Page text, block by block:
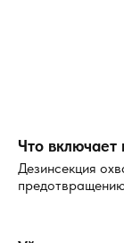
Что включает
Дезинсекция